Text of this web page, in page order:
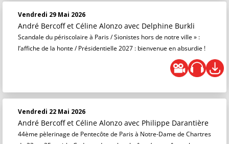
Vendredi 29 Mai 2026
André Bercoff et Céline Alonzo avec Delphine Burkli
Scandale du périscolaire à Paris / Sionistes hors de notre ville » :
l’affiche de la honte / Présidentielle 2027 : bienvenue en absurdie !
Vendredi 22 Mai 2026
André Bercoff et Céline Alonzo avec Philippe Darantière
44ème pèlerinage de Pentecôte de Paris à Notre-Dame de Chartres